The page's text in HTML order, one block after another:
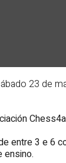
23 de
entre 3 e 6
ensino.